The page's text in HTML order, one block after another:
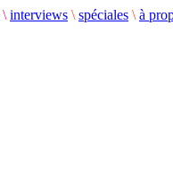
\ interviews \ spéciales \ à